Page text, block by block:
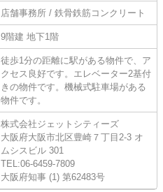
店舗事務所 / 鉄骨鉄筋コンクリート
9階建 地下1階
徒歩1分の距離に駅がある物件で、ア
クセス良好です。エレベーター2基付
きの物件です。機械式駐車場がある
物件です。
株式会社ジェットシティーズ
大阪府大阪市北区豊崎７丁目2-3 オ
ムシスビル 301
TEL:06-6459-7809
大阪府知事 (1) 第62483号